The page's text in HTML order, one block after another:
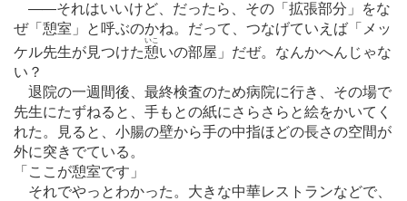
――それはいいけど、だったら、その「拡張部分」をな
ぜ「憩室」と呼ぶのかね。だって、つなげていえば「メッ
ケル先生が見つけた憩
いこ
いの部屋」だぜ。なんかへんじゃな
い？
退院の一週間後、最終検査のため病院に行き、その場で
先生にたずねると、手もとの紙にさらさらと絵をかいてく
れた。見ると、小腸の壁から手の中指ほどの長さの空間が
外に突きでている。
「ここが憩室です」
それでやっとわかった。大きな中華レストランなどで、